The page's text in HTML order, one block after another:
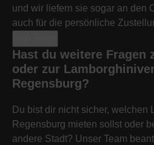
und wir liefern sie sogar an den
auch für die persönliche
Hast du weitere Fragen
oder zur
Regensburg?
Du bist dir nicht sicher, welchen
Regensburg mieten sollst oder
andere Stadt? Unser Team